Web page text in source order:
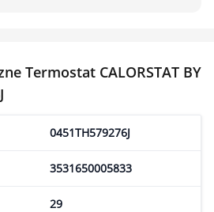
Termostat CALORSTAT BY
0451TH579276J
3531650005833
29